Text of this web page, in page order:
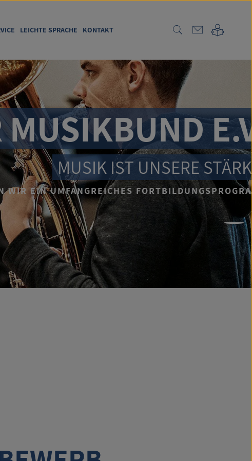
LEICHTE SPRACHE KONTAKT
E.V.
MUSIK IST UNSERE STÄRKE!
UMFANGREICHES FORTBILDUNGSPROGRAMM.